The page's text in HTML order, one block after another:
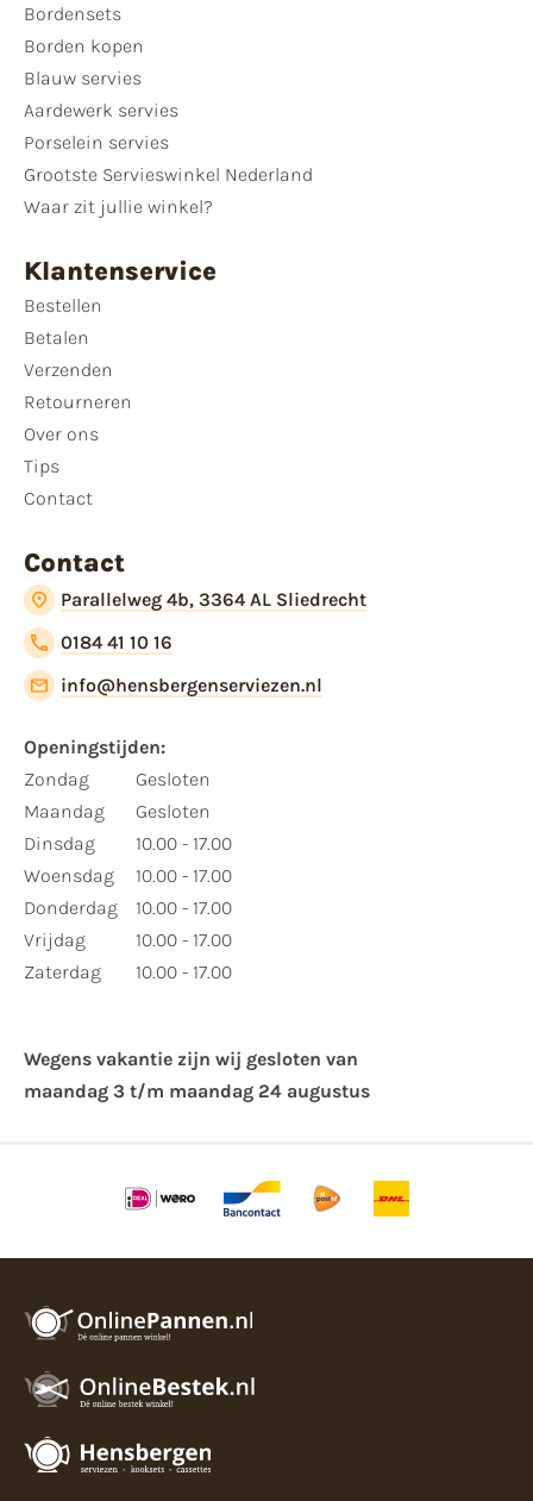
Bordensets
Borden kopen
Blauw servies
Aardewerk servies
Porselein servies
Grootste Servieswinkel Nederland
Waar zit jullie winkel?
Klantenservice
Bestellen
Betalen
Verzenden
Retourneren
Over ons
Tips
Contact
Contact
Parallelweg 4b, 3364 AL Sliedrecht
0184 41 10 16
info@hensbergenserviezen.nl
Openingstijden:
Zondag
Maandag
Dinsdag
Woensdag
Donderdag
Vrijdag
Zaterdag
Gesloten
Gesloten
10.00 - 17.00
10.00 - 17.00
10.00 - 17.00
10.00 - 17.00
10.00 - 17.00
Wegens vakantie zijn wij gesloten van ​
maandag 3 t/m maandag 24 augustus